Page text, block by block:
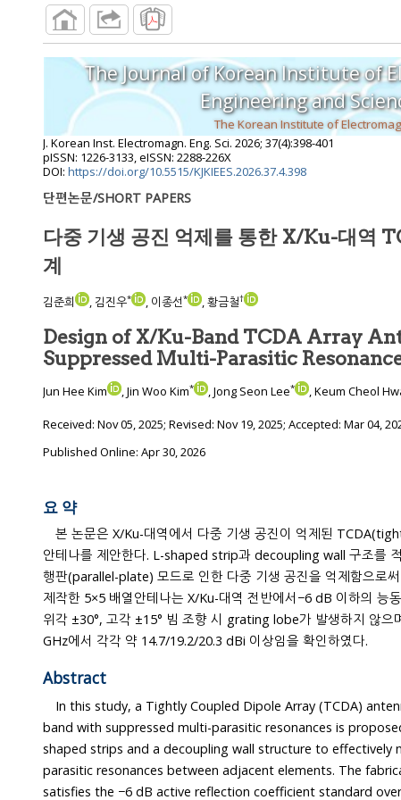
The Journal of Korean Institute of
Engineering and
J. Korean Inst. Electromagn. Eng. Sci. 2026; 37(4):398-401
pISSN: 1226-3133, eISSN: 2288-226X
DOI: https://doi.org/10.5515/KJKIEES.2026.37.4.398
단편논문/SHORT PAPERS
다중 기생 공진 억제를 통한 X/Ku-대역
계
김준희 , 김진우* , 이종선* , 황금철†
Design of X/Ku-Band TCDA Array
Suppressed Multi-Parasitic
Jun Hee Kim , Jin Woo Kim* , Jong Seon Lee* , Keum Cheol
Received: Nov 05, 2025; Revised: Nov 19, 2025; Accepted: Mar 04,
Published Online: Apr 30, 2026
요 약
본 논문은 X/Ku-대역에서 다중 기생 공진이 억제된
안테나를 제안한다. L-shaped strip과 decoupling wall 구조를 적용하여 인접 소자 간 표면파/평
행판(parallel-plate) 모드로 인한 다중 기생 공진을 억제함으로써 scan blindness를 완화하였다.
제작한 5×5 배열안테나는 X/Ku-대역 전반에서−6 dB 이하의 능동반사계수를 만족하였으며, 방
위각 ±30°, 고각 ±15° 빔 조향 시 grating lobe가 발생하지 않으며, 빔 조향 시 이득은 8/13/18
GHz에서 각각 약 14.7/19.2/20.3 dBi 이상임을 확인하였다.
Abstract
In this study, a Tightly Coupled Dipole Array (TCDA) antenna
band with suppressed multi-parasitic resonances is proposed.
shaped strips and a decoupling wall structure to effectively mitigate
parasitic resonances between adjacent elements. The fabricated 5×5 array
satisfies the −6 dB active reflection coefficient standard over the X/Ku-band.